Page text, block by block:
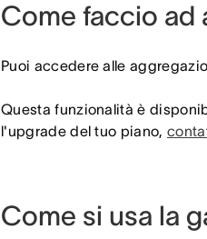
Come faccio ad
Puoi accedere alle
Questa funzionalità è
l'upgrade del tuo piano,
Come si usa la